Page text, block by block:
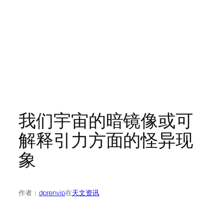
我们宇宙的暗镜像或可
解释引力方面的怪异现
象
作者： dprenvip在天文资讯